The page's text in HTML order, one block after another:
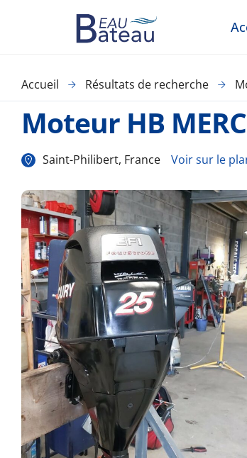
Accueil Résultats de recherche
Moteur HB
Saint-Philibert, France Voir sur le